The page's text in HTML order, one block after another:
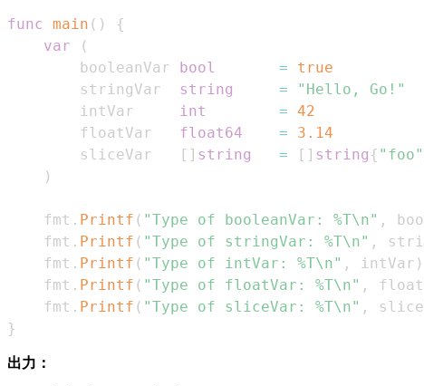
func main ( )
{
var
(
        booleanVar
bool =
true
        stringVar
string =
"Hello, Go!"
        intVar
int = 42
        floatVar
float64 =
3.14
        sliceVar
[ ] string = [ ] string { "foo"
)
    fmt
. Printf ( "Type of booleanVar: %T\n" ,
    fmt
. Printf ( "Type of stringVar: %T\n" ,
    fmt
. Printf ( "Type of intVar: %T\n" , intVar )
    fmt
. Printf ( "Type of floatVar: %T\n" ,
    fmt
. Printf ( "Type of sliceVar: %T\n" ,
}
出力：